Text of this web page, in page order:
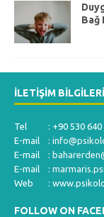
Bağ
İLETIŞIM BILGILERI
Tel : +90 530 640
E-mail :
E-mail :
E-mail :
Web :
FOLLOW ON